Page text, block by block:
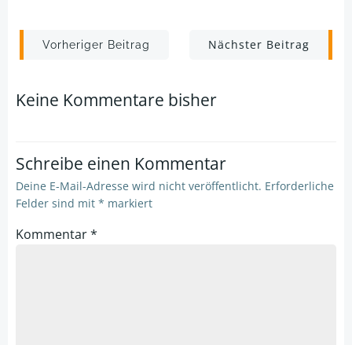
Post
navigation
Vorheriger Beitrag
Post
navigation
Nächster Beitrag
Keine Kommentare bisher
Schreibe einen Kommentar
Deine E-Mail-Adresse wird nicht veröffentlicht. Erforderliche
Felder sind mit * markiert
Kommentar*